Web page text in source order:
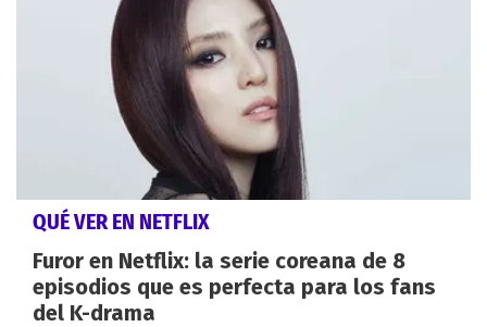
QUÉ VER EN NETFLIX
Furor en Netflix: la serie coreana de 8
episodios que es perfecta para los fans
del K-drama